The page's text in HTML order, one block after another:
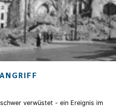
verwüstet - ein Ereignis im